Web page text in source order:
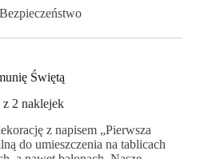
Bezpieczeństwo
Świętą
z 2 naklejek
z napisem „Pierwsza
do umieszczenia na tablicach